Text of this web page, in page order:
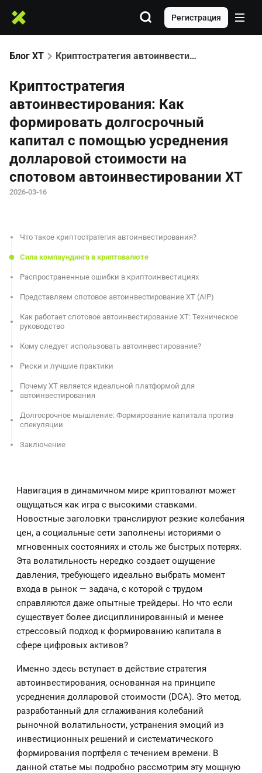
Регистрация
Блог XT Криптостратегия автоинвестирования: Как формировать долгосрочный капитал с помощью усреднения долларовой стоимости на спотовом автоинвестировании XT
Криптостратегия
автоинвестирования: Как
формировать долгосрочный
капитал с помощью усреднения
долларовой стоимости на
спотовом автоинвестировании XT
2026-03-16
Что такое криптостратегия автоинвестирования?
Сила компаундинга в криптовалюте
Распространенные ошибки в криптоинвестициях
Представляем спотовое автоинвестирование XT (AIP)
Как работает спотовое автоинвестирование XT: Техническое
руководство
Кому следует использовать автоинвестирование?
Риски и лучшие практики
Почему XT является идеальной платформой для
автоинвестирования
Долгосрочное мышление: Формирование капитала против
спекуляции
Заключение
Навигация в динамичном мире криптовалют может
ощущаться как игра с высокими ставками.
Новостные заголовки транслируют резкие колебания
цен, а социальные сети заполнены историями о
мгновенных состояниях и столь же быстрых потерях.
Эта волатильность нередко создает ощущение
давления, требующего идеально выбрать момент
входа в рынок — задача, с которой с трудом
справляются даже опытные трейдеры. Но что если
существует более дисциплинированный и менее
стрессовый подход к формированию капитала в
сфере цифровых активов?
Именно здесь вступает в действие стратегия
автоинвестирования, основанная на принципе
усреднения долларовой стоимости (DCA). Это метод,
разработанный для сглаживания колебаний
рыночной волатильности, устранения эмоций из
инвестиционных решений и систематического
формирования портфеля с течением времени. В
данной статье мы подробно рассмотрим эту мощную